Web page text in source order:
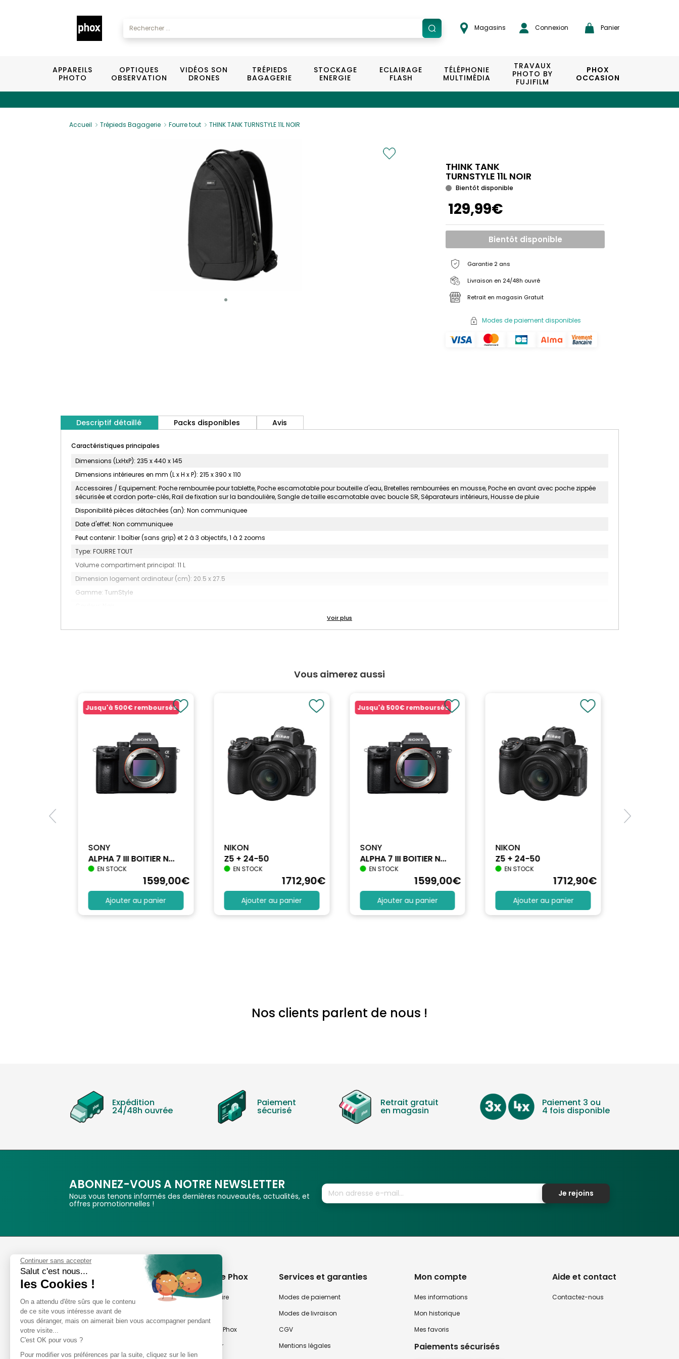
Magasins Connexion Panier
APPAREILS
PHOTO
OPTIQUES
OBSERVATION
VIDÉOS SON
DRONES
TRÉPIEDS
BAGAGERIE
STOCKAGE
ENERGIE
ECLAIRAGE
FLASH
TÉLÉPHONIE
MULTIMÉDIA
TRAVAUX
PHOTO BY
FUJIFILM
PHOX
OCCASION
Accueil Trépieds Bagagerie Fourre tout THINK TANK TURNSTYLE 11L NOIR
THINK TANK
TURNSTYLE 11L NOIR
Bientôt disponible
129,99€
Bientôt disponible
Garantie 2 ans
Livraison en 24/48h ouvré
Retrait en magasin Gratuit
Modes de paiement disponibles
Descriptif détaillé Packs disponibles Avis
Caractéristiques principales
Dimensions (LxHxP): 235 x 440 x 145
Dimensions intérieures en mm (L x H x P): 215 x 390 x 110
Accessoires / Equipement: Poche rembourrée pour tablette, Poche escamotable pour bouteille d'eau, Bretelles rembourrées en mousse, Poche en avant avec poche zippée
sécurisée et cordon porte-clés, Rail de fixation sur la bandoulière, Sangle de taille escamotable avec boucle SR, Séparateurs intérieurs, Housse de pluie
Disponibilité pièces détachées (an): Non communiquee
Date d'effet: Non communiquee
Peut contenir: 1 boîtier (sans grip) et 2 à 3 objectifs, 1 à 2 zooms
Type: FOURRE TOUT
Volume compartiment principal: 11 L
Dimension logement ordinateur (cm): 20.5 x 27.5
Gamme: TurnStyle
Vous aimerez aussi
Jusqu'à 500€ remboursés
SONY
ALPHA 7 III BOITIER N...
EN STOCK
1599,00€
Ajouter au panier
NIKON
Z5 + 24-50
EN STOCK
1712,90€
Ajouter au panier
Jusqu'à 500€ remboursés
SONY
ALPHA 7 III BOITIER N...
EN STOCK
1599,00€
Ajouter au panier
NIKON
Z5 + 24-50
EN STOCK
1712,90€
Ajouter au panier
Nos clients parlent de nous !
Expédition
24/48h ouvrée
Paiement
sécurisé
Retrait gratuit
en magasin
Paiement 3 ou
4 fois disponible
ABONNEZ-VOUS A NOTRE NEWSLETTER
Nous vous tenons informés des dernières nouveautés, actualités, et
offres promotionnelles !
Je rejoins
Phox
Spécialiste de l'image
Suivez-nous
Avis clients
8,2/10 Avis vérifiés
A propos de Phox
Notre savoir-faire
Nos magasins Phox
Notre newsletter
Services et garanties
Modes de paiement
Modes de livraison
CGV
Mentions légales
Mon compte
Mes informations
Mon historique
Mes favoris
Paiements sécurisés
Aide et contact
Contactez-nous
Continuer sans accepter
Salut c'est nous...
les Cookies !
On a attendu d'être sûrs que le contenu
de ce site vous intéresse avant de
vous déranger, mais on aimerait bien vous accompagner pendant
votre visite...
C'est OK pour vous ?
Pour modifier vos préférences par la suite, cliquez sur le lien